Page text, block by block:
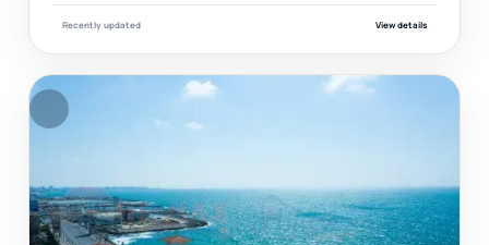
Recently updated View details